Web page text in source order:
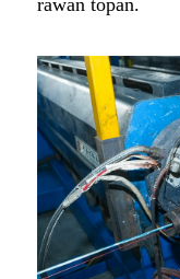
rawan topan.